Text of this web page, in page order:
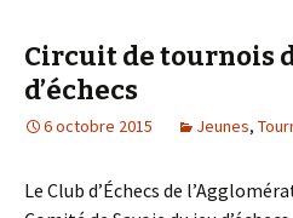
Circuit de tournois
d’échecs
6 octobre 2015 Jeunes,
Le Club d’Échecs de